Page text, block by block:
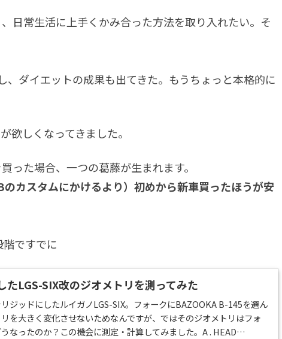
日常生活に上手くかみ合った方法を取り入れたい。そ
、ダイエットの成果も出てきた。もうちょっと本格的に
欲しくなってきました。
った場合、一つの葛藤が生まれます。
のカスタムにかけるより）初めから新車買ったほうが安
ですでに
たLGS-SIX改のジオメトリを測ってみた
ジッドにしたルイガノLGS-SIX。フォークにBAZOOKA B-145を選ん
を大きく変化させないためなんですが、ではそのジオメトリはフォ
なったのか？この機会に測定・計算してみました。A . HEAD